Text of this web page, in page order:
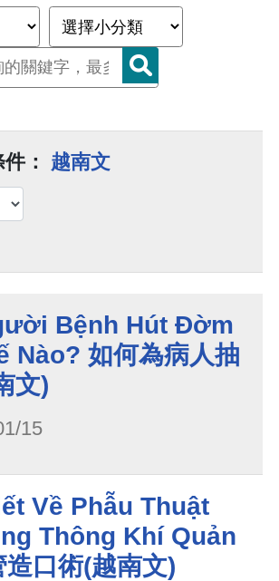
： 越南文
Bệnh Hút Đờm
Nào? 如何為病人抽
文)
15
Về Phẫu Thuật
Thông Khí Quản
口術(越南文)